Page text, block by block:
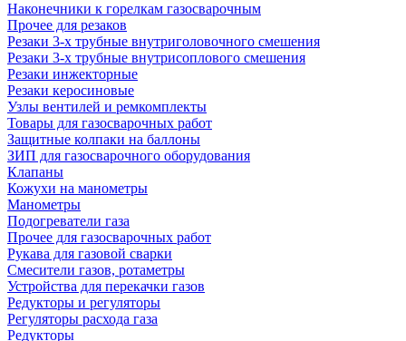
Наконечники к горелкам газосварочным
Прочее для резаков
Резаки 3-х трубные внутриголовочного смешения
Резаки 3-х трубные внутрисоплового смешения
Резаки инжекторные
Резаки керосиновые
Узлы вентилей и ремкомплекты
Товары для газосварочных работ
Защитные колпаки на баллоны
ЗИП для газосварочного оборудования
Клапаны
Кожухи на манометры
Манометры
Подогреватели газа
Прочее для газосварочных работ
Рукава для газовой сварки
Смесители газов, ротаметры
Устройства для перекачки газов
Редукторы и регуляторы
Регуляторы расхода газа
Редукторы